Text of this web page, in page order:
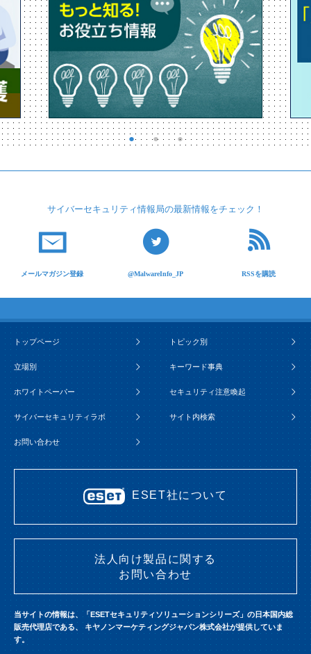
サイバーセキュリティ情報局の最新情報をチェック！
メールマガジン登録 @MalwareInfo_JP RSSを購読
トップページ トピック別
立場別 キーワード事典
ホワイトペーパー セキュリティ注意喚起
サイバーセキュリティラボ サイト内検索
お問い合わせ
ESET社について
法人向け製品に関する
お問い合わせ
当サイトの情報は、「ESETセキュリティソリューションシリーズ」の日本国内総
販売代理店である、 キヤノンマーケティングジャパン株式会社が提供していま
す。